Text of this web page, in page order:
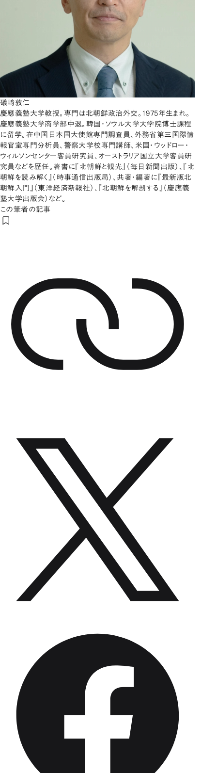
礒﨑敦仁
慶應義塾大学教授。専門は北朝鮮政治外交。1975年生まれ。
慶應義塾大学商学部中退。韓国・ソウル大学大学院博士課程
に留学。在中国日本国大使館専門調査員、外務省第三国際情
報官室専門分析員、警察大学校専門講師、米国・ウッドロー・
ウィルソンセンター客員研究員、オーストラリア国立大学客員研
究員などを歴任。著書に『北朝鮮と観光』（毎日新聞出版）、『北
朝鮮を読み解く』（時事通信出版局）、共著・編著に『最新版北
朝鮮入門』（東洋経済新報社）、『北朝鮮を解剖する』（慶應義
塾大学出版会）など。
この筆者の記事